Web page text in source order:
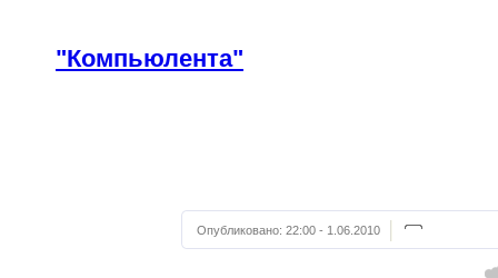
"Компьюлента"
Опубликовано: 22:00 - 1.06.2010